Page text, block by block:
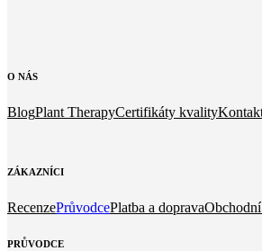
O NÁS
BlogPlant TherapyCertifikáty kvality
ZÁKAZNÍCI
RecenzePrůvodcePlatba a doprava
PRŮVODCE